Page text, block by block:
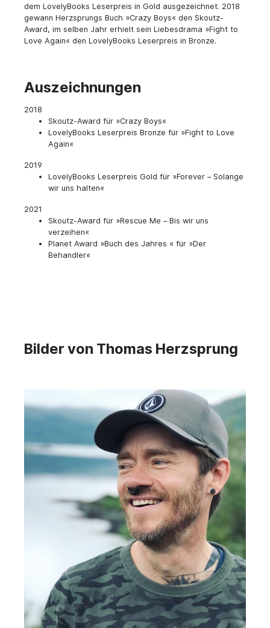
dem LovelyBooks Leserpreis in Gold ausgezeichnet. 2018
gewann Herzsprungs Buch »Crazy Boys« den Skoutz-
Award, im selben Jahr erhielt sein Liebesdrama »Fight to
Love Again« den LovelyBooks Leserpreis in Bronze.
Auszeichnungen
2018
Skoutz-Award für »Crazy Boys«
LovelyBooks Leserpreis Bronze für »Fight to Love
Again«
2019
LovelyBooks Leserpreis Gold für »Forever – Solange
wir uns halten«
2021
Skoutz-Award für »Rescue Me – Bis wir uns
verzeihen«
Planet Award »Buch des Jahres « für »Der
Behandler«
Bilder von Thomas Herzsprung